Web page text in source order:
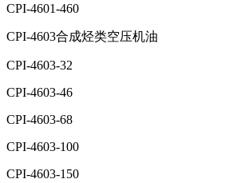
CPI-4601-460
CPI-4603合成烃类空压机油
CPI-4603-32
CPI-4603-46
CPI-4603-68
CPI-4603-100
CPI-4603-150